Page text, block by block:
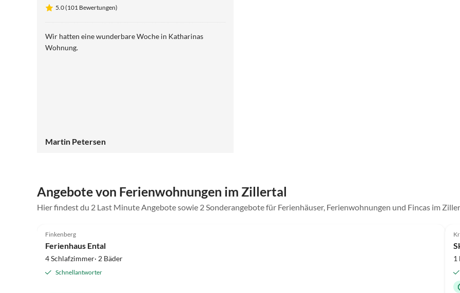
5.0 (101 Bewertungen)
Wir hatten eine wunderbare Woche in Katharinas
Wohnung.
Martin Petersen
Angebote von Ferienwohnungen im Zillertal
Hier findest du 2 Last Minute Angebote sowie 2 Sonderangebote für Ferienhäuser, Ferienwohnungen und Fincas im
Finkenberg
Ferienhaus Ental
4 Schlafzimmer· 2 Bäder
Schnellantworter
1